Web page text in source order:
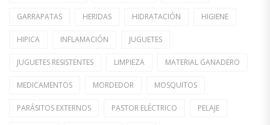
GARRAPATAS HERIDAS HIDRATACIÓN HIGIENE
HIPICA INFLAMACIÓN JUGUETES
JUGUETES RESISTENTES LIMPIEZA MATERIAL GANADERO
MEDICAMENTOS MORDEDOR MOSQUITOS
PARÁSITOS EXTERNOS PASTOR ELÉCTRICO PELAJE